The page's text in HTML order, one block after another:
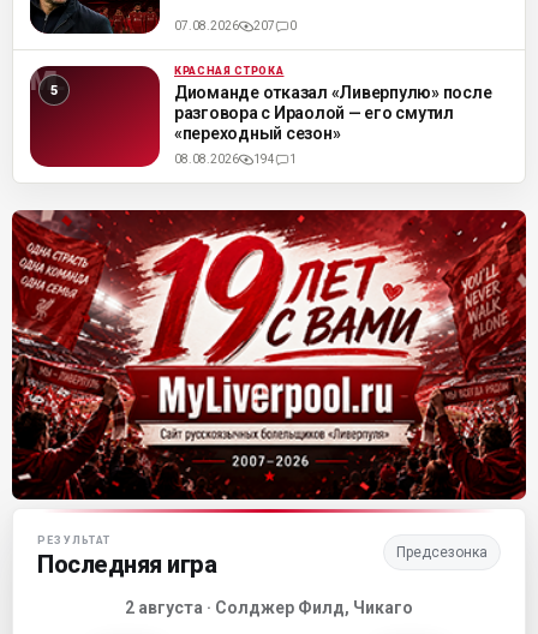
07.08.2026 207 0
ML КРАСНАЯ СТРОКА
Диоманде отказал «Ливерпулю» после
разговора с Ираолой — его смутил
«переходный сезон»
08.08.2026 194 1
Матч-центр «Ливерпуля»
РЕЗУЛЬТАТ
Последняя игра Предсезонка
2 августа · Солджер Филд, Чикаго